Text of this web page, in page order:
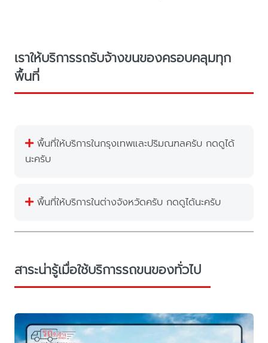
เราให้บริการรถรับจ้างขนของครอบคลุมทุก
พื้นที่
พื้นที่ให้บริการในกรุงเทพและปริมณฑลครับ กดดูได้
นะครับ
พื้นที่ให้บริการในต่างจังหวัดครับ กดดูได้นะครับ
สาระน่ารู้เมื่อใช้บริการรถขนของทั่วไป